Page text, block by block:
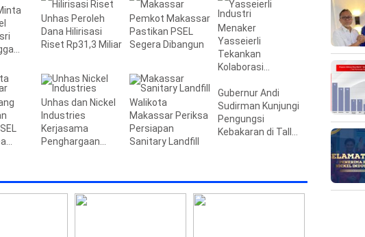
Unhas Peroleh
Dana Hilirisasi
Riset Rp31,3 Miliar
Pemkot Makassar
Pastikan PSEL
Segera Dibangun
Menaker
Yasseierli
Tekankan
Kolaborasi
Industri
Unhas dan Nickel
Industries
Kerjasama
Penghargaan
Walikota
Makassar Periksa
Persiapan
Sanitary Landfill
Gubernur Andi
Sudirman Kunjungi
Pengungsi
Kebakaran di Tallo,